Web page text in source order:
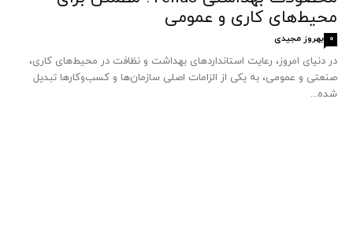
محیط‌های کاری و عمومی
بهروز مجیدی 0
در دنیای امروز، رعایت استانداردهای بهداشت و نظافت در محیط‌های کاری،
صنعتی و عمومی، به یکی از الزامات اصلی سازمان‌ها و کسب‌وکارها تبدیل
شده...